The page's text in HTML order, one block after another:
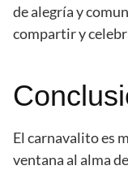
de alegría y
compartir y
El carnavalito es
ventana al alma